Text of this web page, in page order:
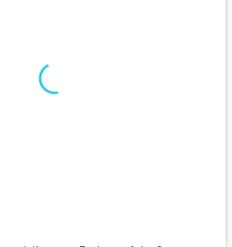
d'activités, allant de spectacles en
à des terrains de golf et une
une journée plus tranquille, les